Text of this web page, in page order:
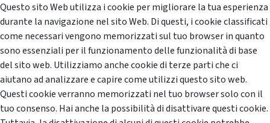
Questo sito Web utilizza i cookie per migliorare la tua esperienza
durante la navigazione nel sito Web. Di questi, i cookie classificati
come necessari vengono memorizzati sul tuo browser in quanto
sono essenziali per il funzionamento delle funzionalità di base
del sito web. Utilizziamo anche cookie di terze parti che ci
aiutano ad analizzare e capire come utilizzi questo sito web.
Questi cookie verranno memorizzati nel tuo browser solo con il
tuo consenso. Hai anche la possibilità di disattivare questi cookie.